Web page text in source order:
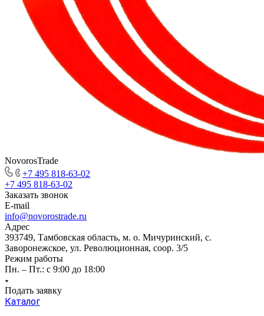
NovorosTrade
+7 495 818-63-02
+7 495 818-63-02
Заказать звонок
E-mail
info@novorostrade.ru
Адрес
393749, Тамбовская область, м. о. Мичуринский, с.
Заворонежское, ул. Революционная, соор. 3/5
Режим работы
Пн. – Пт.: с 9:00 до 18:00
Подать заявку
Каталог